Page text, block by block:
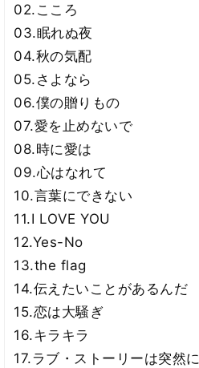
02.こころ
03.眠れぬ夜
04.秋の気配
05.さよなら
06.僕の贈りもの
07.愛を止めないで
08.時に愛は
09.心はなれて
10.言葉にできない
11.I LOVE YOU
12.Yes-No
13.the flag
14.伝えたいことがあるんだ
15.恋は大騒ぎ
16.キラキラ
17.ラブ・ストーリーは突然に